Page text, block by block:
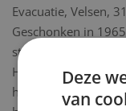
Evacuatie, Velsen,
Geschonken in
stomerij ‘Old
Het bord is destijds
het bedrijf gemaakt
Deze
van